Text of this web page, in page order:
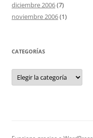
diciembre 2006(7)
noviembre 2006(1)
CATEGORÍAS
Categorías